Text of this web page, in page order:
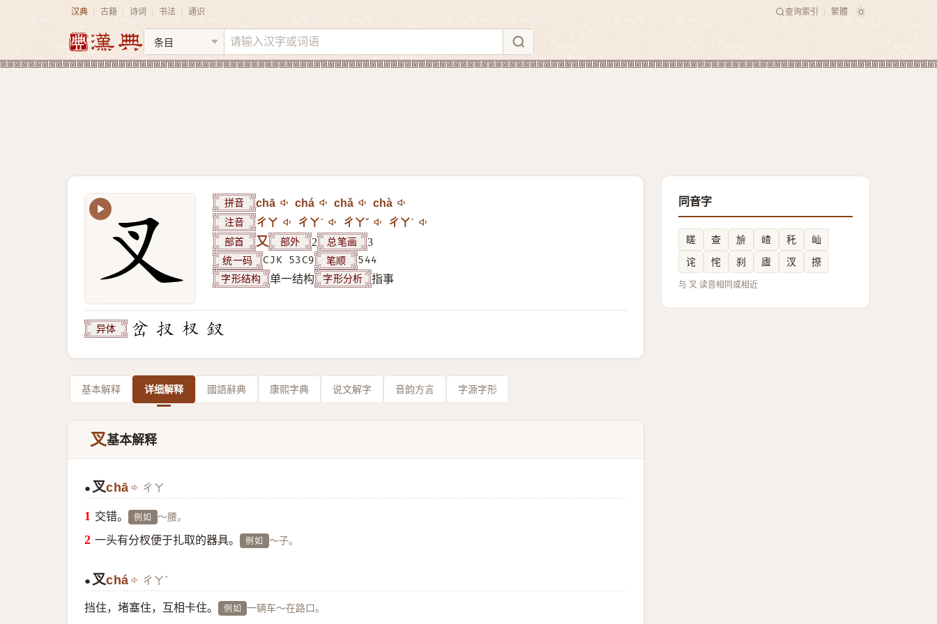
汉典 古籍 诗词 书法 通识 查询索引 繁體
拼音 chā chá chǎ chà
注音 ㄔㄚ ㄔㄚˊ ㄔㄚˇ ㄔㄚˋ
部首 又 部外 2 总笔画 3
统一码 CJK 53C9 笔顺 544
字形结构 单一结构 字形分析 指事
异体
基本解释 详细解释 國語辭典 康熙字典 说文解字 音韵方言 字源字形
叉基本解释
● 叉chā ㄔㄚ
交错。 例如 ～腰。
一头有分杈便于扎取的器具。 例如 ～子。
● 叉chá ㄔㄚˊ
挡住，堵塞住，互相卡住。 例如 一辆车～在路口。
同音字
䁟 查 㫅 嵖 秅
屾
诧
㤞 刹 㢒 汊 摖
与 叉 读音相同或相近